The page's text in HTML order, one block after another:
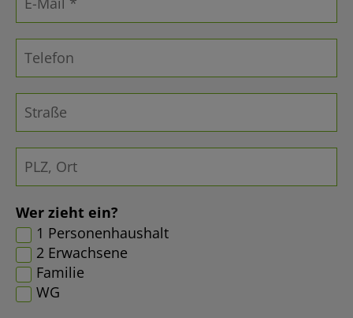
Wer zieht ein?
1 Personenhaushalt
2 Erwachsene
Familie
WG